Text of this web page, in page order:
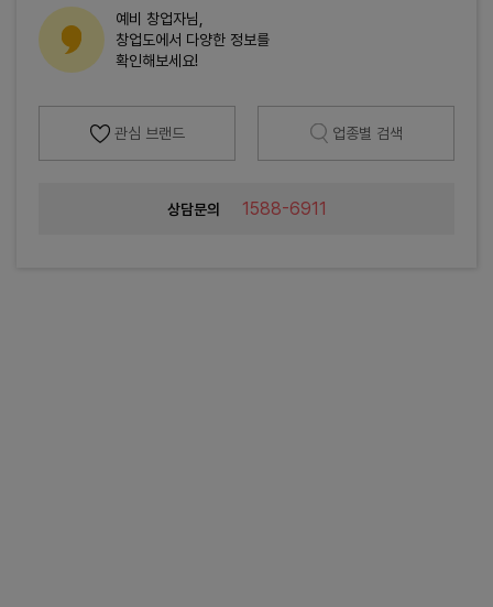
예비 창업자님,
창업도에서 다양한 정보를
확인해보세요!
관심 브랜드 업종별 검색
상담문의 1588-6911